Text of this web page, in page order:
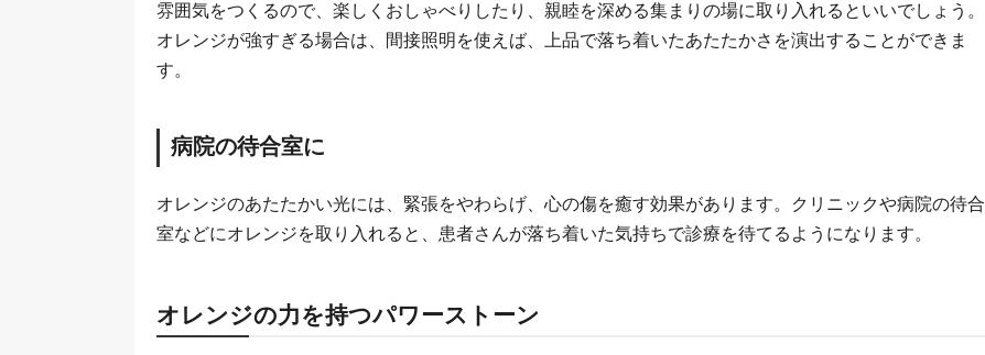
雰囲気をつくるので、楽しくおしゃべりしたり、親睦を深める集まりの場に取り入れるといいでしょう。
オレンジが強すぎる場合は、間接照明を使えば、上品で落ち着いたあたたかさを演出することができま
す。
病院の待合室に
オレンジのあたたかい光には、緊張をやわらげ、心の傷を癒す効果があります。クリニックや病院の待合
室などにオレンジを取り入れると、患者さんが落ち着いた気持ちで診療を待てるようになります。
オレンジの力を持つパワーストーン